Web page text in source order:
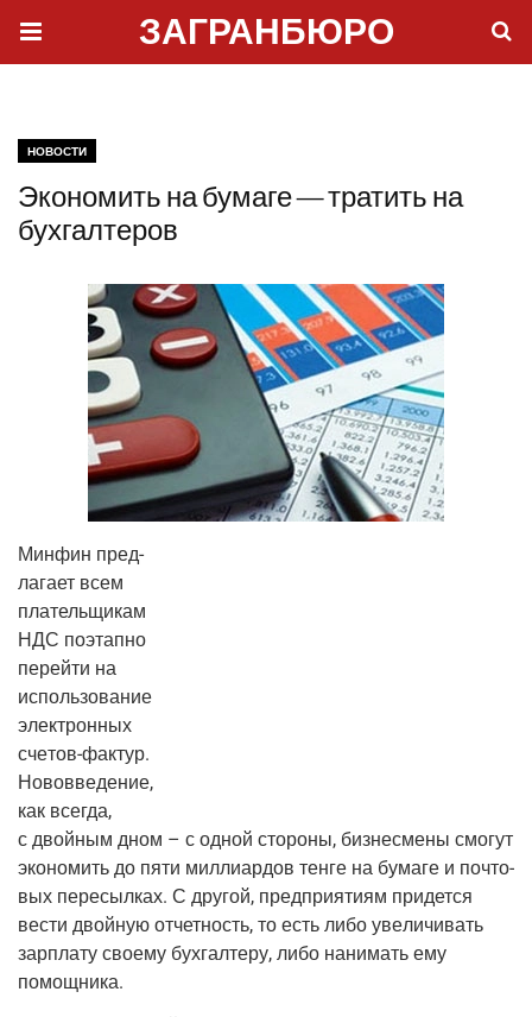
ЗАГРАНБЮРО
НОВОСТИ
Экономить на бумаге — тратить на
бухгалтеров
Мин­фин пред­
ла­га­ет всем
пла­тель­щи­кам
НДС поэтап­но
перей­ти на
исполь­зо­ва­ние
элек­трон­ных
сче­тов-фак­тур.
Ново­вве­де­ние,
как все­гда,
с двой­ным дном – с одной сто­ро­ны, биз­не­сме­ны смо­гут
эко­но­мить до пяти мил­ли­ар­дов тен­ге на бума­ге и поч­то­
вых пере­сыл­ках. С дру­гой, пред­при­я­ти­ям при­дет­ся
вести двой­ную отчет­ность, то есть либо уве­ли­чи­вать
зар­пла­ту сво­е­му бух­гал­те­ру, либо нани­мать ему
помощника.